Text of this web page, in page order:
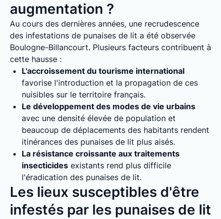
augmentation ?
Au cours des dernières années, une recrudescence
des infestations de punaises de lit a été observée
Boulogne-Billancourt. Plusieurs facteurs contribuent à
cette hausse :
L'accroissement du tourisme international
favorise l'introduction et la propagation de ces
nuisibles sur le territoire français.
Le développement des modes de vie urbains
avec une densité élevée de population et
beaucoup de déplacements des habitants rendent
itinérances des punaises de lit plus aisés.
La résistance croissante aux traitements
insecticides existants rend plus difficile
l'éradication des punaises de lit.
Les lieux susceptibles d'être
infestés par les punaises de lit